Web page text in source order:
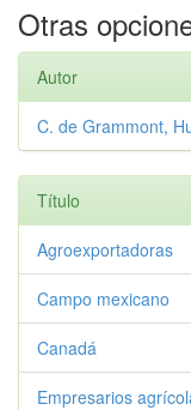
Otras
Autor
C. de Grammont,
Título
Agroexportadoras
Campo mexicano
Canadá
Empresarios